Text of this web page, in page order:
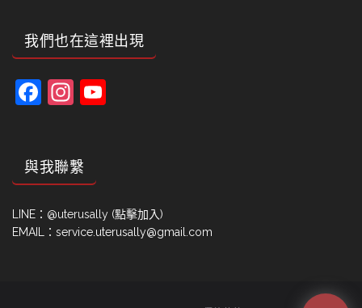
我們也在這裡出現
Facebook
Instagram
與我聯繫
LINE： @uterusally (點擊加入)
EMAIL：service.uterusally@gmail.com